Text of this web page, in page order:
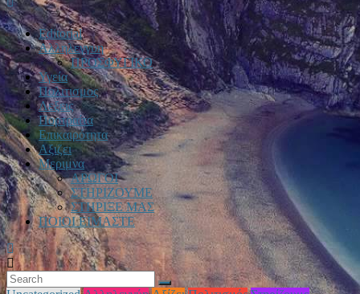
Editorial
Αλληλεγγυη
ΠΡΟΣΦΥΓΙΚΟ
Υγεία
Πολιτισμος
Λεξεις
Πορτραίτα
Επικαιρότητα
Αξιζει
Μεριμνα
ΑΡΩΓΟΙ
ΣΤΗΡΙΖΟΥΜΕ
ΣΤΗΡΙΞΕ ΜΑΣ
ΠΟΙΟΙ ΕΙΜΑΣΤΕ